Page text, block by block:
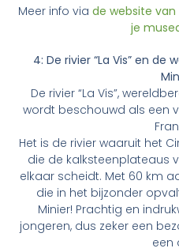
Meer info via de website van
je
4: De rivier “La Vis” en de
De rivier “La Vis”,
wordt beschouwd als een
Het is de rivier waaruit het
die de kalksteenplateaus
elkaar scheidt. Met 60 km
die in het bijzonder
Minier! Prachtig en
jongeren, dus zeker een
een